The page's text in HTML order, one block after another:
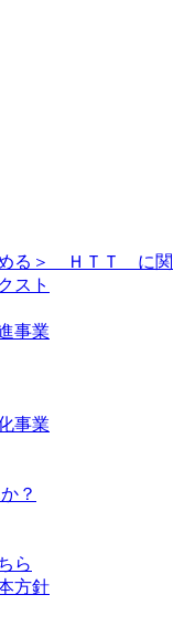
る＞ ＨＴＴ に関
スト
事業
事業
？
ら
方針